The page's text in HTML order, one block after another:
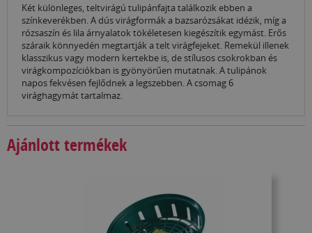
Két különleges, teltvirágú tulipánfajta találkozik ebben a
színkeverékben. A dús virágformák a bazsarózsákat idézik, míg a
rózsaszín és lila árnyalatok tökéletesen kiegészítik egymást. Erős
száraik könnyedén megtartják a telt virágfejeket. Remekül illenek
klasszikus vagy modern kertekbe is, de stílusos csokrokban és
virágkompozíciókban is gyönyörűen mutatnak. A tulipánok
napos fekvésen fejlődnek a legszebben. A csomag 6
virághagymát tartalmaz.
Ajánlott termékek